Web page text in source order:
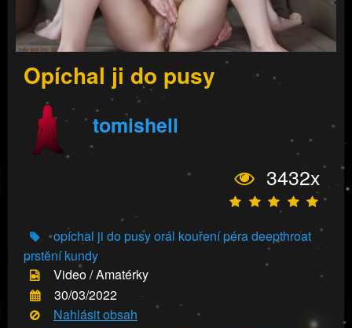
Video
Opíchal ji do pusy
tomishell
3432x
opíchal ji do pusyorál kouření péradeepthroat
prstění kundy
Video / Amatérky
30/03/2022
Nahlásit obsah